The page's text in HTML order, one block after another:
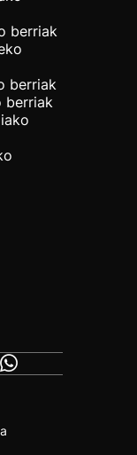
berriak
berriak
berriak